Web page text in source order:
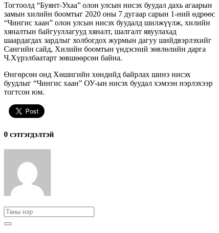
Тогтоолд “Буянт-Ухаа” олон улсын нисэх буудал дахь агаарын
замын хилийн боомтыг 2020 оны 7 дугаар сарын 1-ний өдрөөс
“Чингис хаан” олон улсын нисэх буудалд шилжүүлж, хилийн
хяналтын байгууллагууд хяналт, шалгалт явуулахад
шаардагдах зардлыг холбогдох журмын дагуу шийдвэрлэхийг
Сангийн сайд, Хилийн боомтын үндэсний зөвлөлийн дарга
Ч.Хүрэлбаатарт зөвшөөрсөн байна.
Өнгөрсөн онд Хөшигийн хөндийд байрлах шинэ нисэх
буудлыг “Чингис хаан” ОУ-ын нисэх буудал хэмээн нэрлэхээр
тогтсон юм.
0 cэтгэгдэлтэй